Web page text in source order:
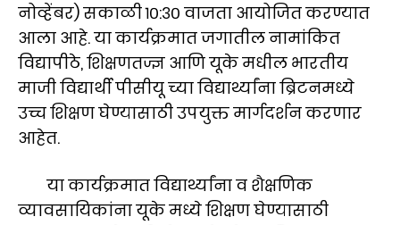
नोव्हेंबर) सकाळी १०:३० वाजता आयोजित करण्यात
आला आहे. या कार्यक्रमात जगातील नामांकित
विद्यापीठे, शिक्षणतज्ज्ञ आणि यूके मधील भारतीय
माजी विद्यार्थी पीसीयू च्या विद्यार्थ्यांना ब्रिटनमध्ये
उच्च शिक्षण घेण्यासाठी उपयुक्त मार्गदर्शन करणार
आहेत.
या कार्यक्रमात विद्यार्थ्यांना व शैक्षणिक
व्यावसायिकांना यूके मध्ये शिक्षण घेण्यासाठी